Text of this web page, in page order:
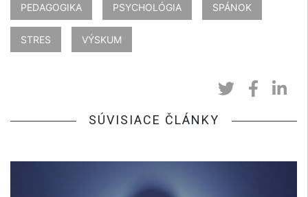
PEDAGOGIKA PSYCHOLÓGIA SPÁNOK
STRES VÝSKUM
SÚVISIACE ČLÁNKY